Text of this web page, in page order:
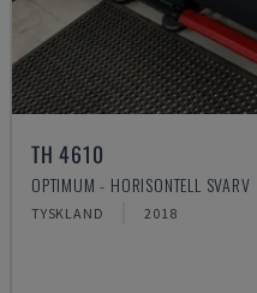
TH 4610
OPTIMUM - HORISONTELL SVARV
TYSKLAND 2018